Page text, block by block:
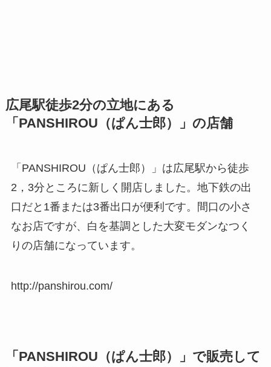
広尾駅徒歩2分の立地にある
「PANSHIROU（ぱん士郎）」の店舗
「PANSHIROU（ぱん士郎）」は広尾駅から徒歩
2，3分ところに新しく開店しました。地下鉄の出
口だと1番または3番出口が便利です。間口の小さ
なお店ですが、白を基調とした大変モダンなつく
りの店舗になっています。
http://panshirou.com/
「PANSHIROU（ぱん士郎）」で販売して